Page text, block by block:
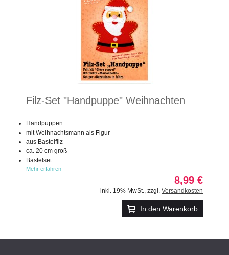
Filz-Set "Handpuppe" Weihnachten
Handpuppen
mit Weihnachtsmann als Figur
aus Bastelfilz
ca. 20 cm groß
Bastelset
Mehr erfahren
8,99 €
inkl. 19% MwSt. zzgl. Versandkosten
In den Warenkorb